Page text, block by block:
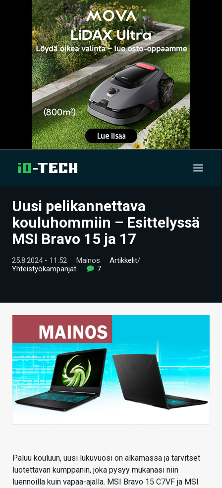
UUTISET
ARTIKKELIT
VIDEOT
VAIHDA TEEMA
HAKU
Uusi pelikannettava
kouluhommiin – Esittelyssä
MSI Bravo 15 ja 17
25.8.2024 - 11:52 Mainos Artikkelit/
Yhteistyökampanjat
7
Paluu kouluun, uusi lukuvuosi on alkamassa ja tarvitset
luotettavan kumppanin, joka pysyy mukanasi niin
luennoilla kuin vapaa-ajalla. MSI Bravo 15 C7VF ja MSI